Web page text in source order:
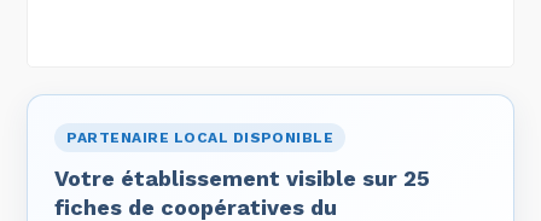
PARTENAIRE LOCAL DISPONIBLE
Votre établissement visible sur 25
fiches de coopératives du